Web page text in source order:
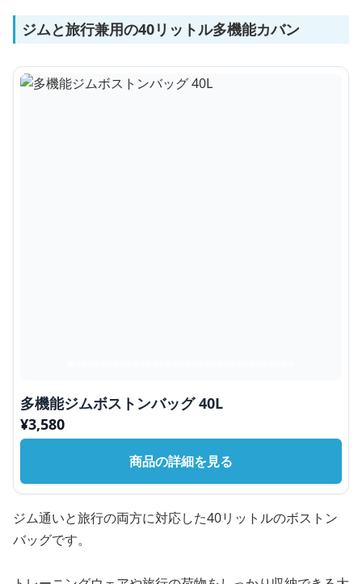
ジムと旅行兼用の40リットル多機能カバン
多機能ジムボストンバッグ 40L
¥3,580
商品の詳細を見る
ジム通いと旅行の両方に対応した40リットルのボストン
バッグです。